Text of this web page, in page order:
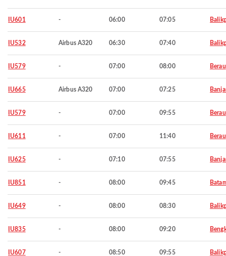
IU601 - 06:00 07:05
IU532 Airbus A320 06:30 07:40
IU579 - 07:00 08:00 Berau
IU665 Airbus A320 07:00 07:25
IU579 - 07:00 09:55 Berau
IU611 - 07:00 11:40 Berau
IU625 - 07:10 07:55
IU851 - 08:00 09:45
IU649 - 08:00 08:30
IU835 - 08:00 09:20
IU607 - 08:50 09:55